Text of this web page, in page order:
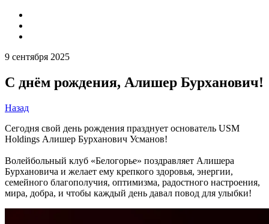
9 сентября 2025
С днём рождения, Алишер Бурханович!
Назад
Сегодня свой день рождения празднует основатель USM
Holdings Алишер Бурханович Усманов!
Волейбольный клуб «Белогорье» поздравляет Алишера
Бурхановича и желает ему крепкого здоровья, энергии,
семейного благополучия, оптимизма, радостного настроения,
мира, добра, и чтобы каждый день давал повод для улыбки!